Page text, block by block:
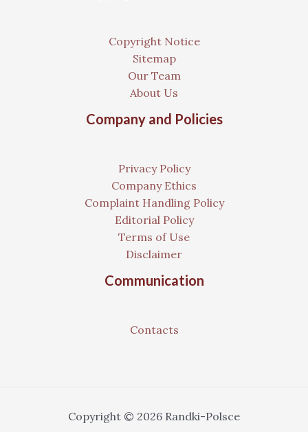
Copyright Notice
Sitemap
Our Team
About Us
Company and Policies
Privacy Policy
Company Ethics
Complaint Handling Policy
Editorial Policy
Terms of Use
Disclaimer
Communication
Contacts
Copyright © 2026 Randki-Polsce